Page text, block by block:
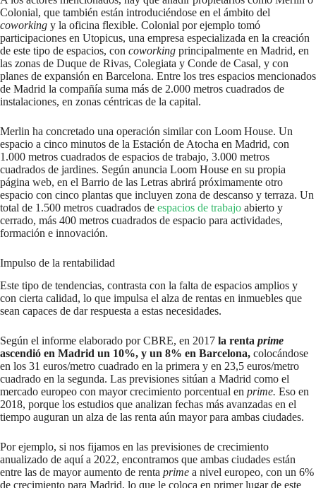
Colonial, que también están introduciéndose en el ámbito del
coworking y la oficina flexible. Colonial por ejemplo tomó
participaciones en Utopicus, una empresa especializada en la creación
de este tipo de espacios, con coworking principalmente en Madrid, en
las zonas de Duque de Rivas, Colegiata y Conde de Casal, y con
planes de expansión en Barcelona. Entre los tres espacios mencionados
de Madrid la compañía suma más de 2.000 metros cuadrados de
instalaciones, en zonas céntricas de la capital.
Merlin ha concretado una operación similar con Loom House. Un
espacio a cinco minutos de la Estación de Atocha en Madrid, con
1.000 metros cuadrados de espacios de trabajo, 3.000 metros
cuadrados de jardines. Según anuncia Loom House en su propia
página web, en el Barrio de las Letras abrirá próximamente otro
espacio con cinco plantas que incluyen zona de descanso y terraza. Un
total de 1.500 metros cuadrados de espacios de trabajo abierto y
cerrado, más 400 metros cuadrados de espacio para actividades,
formación e innovación.
Impulso de la rentabilidad
Este tipo de tendencias, contrasta con la falta de espacios amplios y
con cierta calidad, lo que impulsa el alza de rentas en inmuebles que
sean capaces de dar respuesta a estas necesidades.
Según el informe elaborado por CBRE, en 2017 la renta prime
ascendió en Madrid un 10%, y un 8% en Barcelona, colocándose
en los 31 euros/metro cuadrado en la primera y en 23,5 euros/metro
cuadrado en la segunda. Las previsiones sitúan a Madrid como el
mercado europeo con mayor crecimiento porcentual en prime. Eso en
2018, porque los estudios que analizan fechas más avanzadas en el
tiempo auguran un alza de las renta aún mayor para ambas ciudades.
Por ejemplo, si nos fijamos en las previsiones de crecimiento
anualizado de aquí a 2022, encontramos que ambas ciudades están
entre las de mayor aumento de renta prime a nivel europeo, con un 6%
de crecimiento para Madrid, lo que le coloca en primer lugar de este